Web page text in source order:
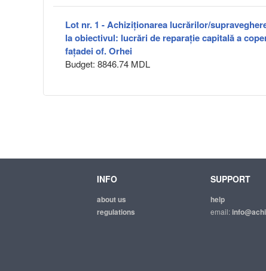
Lot nr. 1 - Achiziționarea lucrărilor/
la obiectivul: lucrări de reparație capitală a
fațadei of. Orhei
Budget: 8846.74 MDL
INFO
about us
regulations
SUPPORT
help
email: